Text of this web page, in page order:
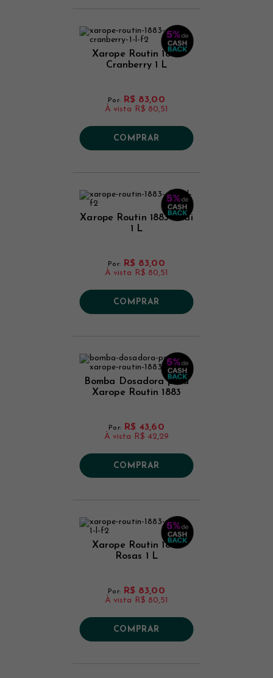
Xarope Routin 1883
Cranberry 1 L
Por: R$ 83,00
À vista R$ 80,51
COMPRAR
Xarope Routin 1883 Chai
1 L
Por: R$ 83,00
À vista R$ 80,51
COMPRAR
Bomba Dosadora para
Xarope Routin 1883
Por: R$ 43,60
À vista R$ 42,29
COMPRAR
Xarope Routin 1883
Rosas 1 L
Por: R$ 83,00
À vista R$ 80,51
COMPRAR